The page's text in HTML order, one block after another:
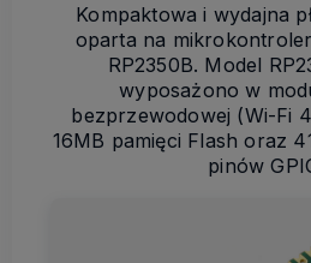
Kompaktowa i wydajna
oparta na
RP2350B. Model
wyposażono w
bezprzewodowej (Wi-Fi
16MB pamięci Flash oraz
pinów